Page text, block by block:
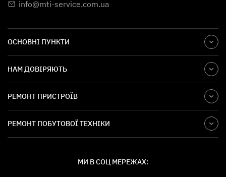
info@mti-service.com.ua
ОСНОВНІ ПУНКТИ
НАМ ДОВІРЯЮТЬ
РЕМОНТ ПРИСТРОЇВ
РЕМОНТ ПОБУТОВОЇ ТЕХНІКИ
МИ В СОЦ МЕРЕЖАХ: